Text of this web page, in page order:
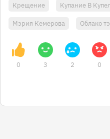
Крещение Купание В
Мэрия Кемерова Облако
0 3 2 0